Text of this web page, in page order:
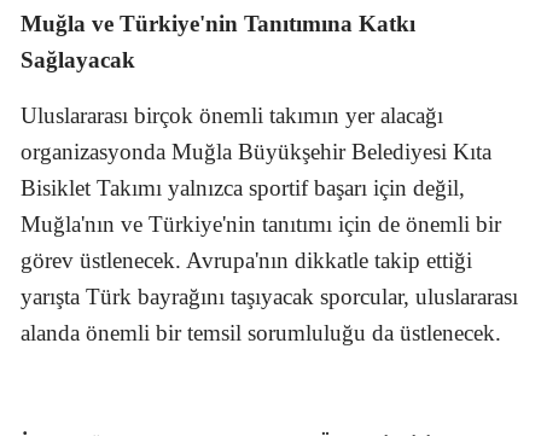
Muğla ve Türkiye'nin Tanıtımına Katkı
Sağlayacak
Uluslararası birçok önemli takımın yer alacağı
organizasyonda Muğla Büyükşehir Belediyesi Kıta
Bisiklet Takımı yalnızca sportif başarı için değil,
Muğla'nın ve Türkiye'nin tanıtımı için de önemli bir
görev üstlenecek. Avrupa'nın dikkatle takip ettiği
yarışta Türk bayrağını taşıyacak sporcular, uluslararası
alanda önemli bir temsil sorumluluğu da üstlenecek.